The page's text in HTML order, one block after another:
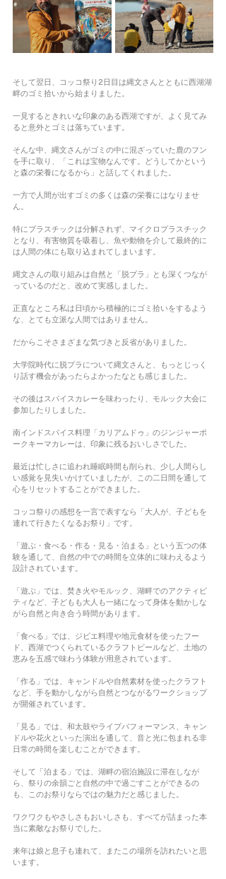
そして翌日、コッコ祭り2日目は縄文さんとともに西湖湖
畔のゴミ拾いから始まりました。
一見するときれいな印象のある西湖ですが、よく見てみ
ると意外とゴミは落ちています。
そんな中、縄文さんがゴミの中に混ざっていた鹿のフン
を手に取り、「これは宝物なんです。どうしてかという
と森の栄養になるから」と話してくれました。
一方で人間が出すゴミの多くは森の栄養にはなりませ
ん。
特にプラスチックは分解されず、マイクロプラスチック
となり、有害物質を吸着し、魚や動物を介して最終的に
は人間の体にも取り込まれてしまいます。
縄文さんの取り組みは自然と「脱プラ」とも深くつなが
っているのだと、改めて実感しました。
正直なところ私は日頃から積極的にゴミ拾いをするよう
な、とても立派な人間ではありません。
だからこそさまざまな気づきと反省がありました。
大学院時代に脱プラについて縄文さんと、もっとじっく
り話す機会があったらよかったなとも感じました。
その後はスパイスカレーを味わったり、モルック大会に
参加したりしました。
南インドスパイス料理「カリアムドゥ」のジンジャーポ
ークキーマカレーは、印象に残るおいしさでした。
最近は忙しさに追われ睡眠時間も削られ、少し人間らし
い感覚を見失いかけていましたが、この二日間を通して
心をリセットすることができました。
コッコ祭りの感想を一言で表すなら「大人が、子どもを
連れて行きたくなるお祭り」です。
「遊ぶ・食べる・作る・見る・泊まる」という五つの体
験を通して、自然の中での時間を立体的に味わえるよう
設計されています。
「遊ぶ」では、焚き火やモルック、湖畔でのアクティビ
ティなど、子どもも大人も一緒になって身体を動かしな
がら自然と向き合う時間があります。
「食べる」では、ジビエ料理や地元食材を使ったフー
ド、西湖でつくられているクラフトビールなど、土地の
恵みを五感で味わう体験が用意されています。
「作る」では、キャンドルや自然素材を使ったクラフト
など、手を動かしながら自然とつながるワークショップ
が開催されています。
「見る」では、和太鼓やライブパフォーマンス、キャン
ドルや花火といった演出を通して、音と光に包まれる非
日常の時間を楽しむことができます。
そして「泊まる」では、湖畔の宿泊施設に滞在しなが
ら、祭りの余韻ごと自然の中で過ごすことができるの
も、このお祭りならではの魅力だと感じました。
ワクワクもやさしさもおいしさも、すべてが詰まった本
当に素敵なお祭りでした。
来年は娘と息子も連れて、またこの場所を訪れたいと思
います。